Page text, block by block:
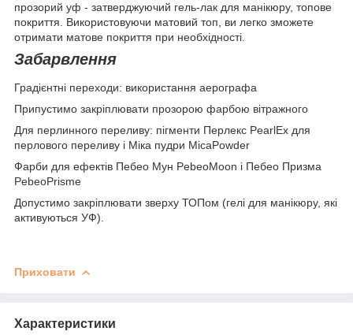
прозорий уф - затверджуючий гель-лак для манікюру, топове
покриття. Використовуючи матовий топ, ви легко зможете
отримати матове покриття при необхідності.
Забарвлення
Градієнтні переходи: використання аерографа
Припустимо закріплювати прозорою фарбою вітражного
Для перлинного переливу: пігменти Перлекс PearlEx для
перлового переливу і Міка пудри MicaPowder
Фарби для ефектів Пебео Мун PebeoMoon і Пебео Призма
PebeoPrisme
Допустимо закріплювати зверху ТОПом (гелі для манікюру, які
активуються УФ).
Приховати
Характеристики